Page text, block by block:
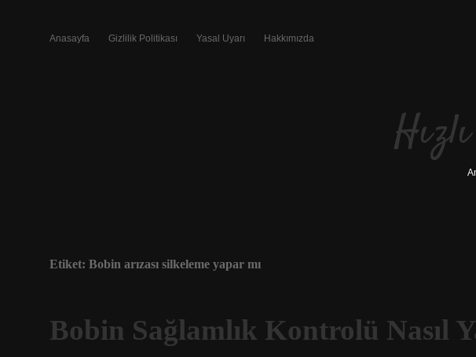
Anasayfa Gizlilik Politikası Yasal Uyarı Hakkımızda
Etiket: Bobin arızası silkeleme yapar mı
Bobin Sağlamlık Kontrolü Nasıl